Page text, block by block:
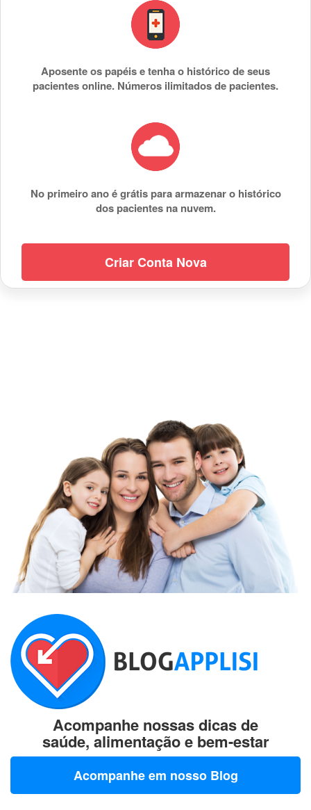
Aposente os papéis e tenha o histórico de seus
pacientes online. Números ilimitados de pacientes.
No primeiro ano é grátis para armazenar o histórico
dos pacientes na nuvem.
Criar Conta Nova
Acompanhe nossas dicas de
saúde, alimentação e bem-estar
Acompanhe em nosso Blog